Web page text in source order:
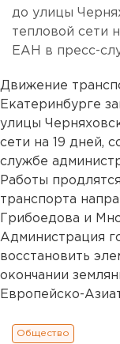
до улицы
тепловой сети
ЕАН в пресс-
Движение
Екатеринбурге
улицы
сети на 19 дней,
службе
Работы
транспорта
Грибоедова и
Администрация
восстановить
окончании
Европейско-
Общество